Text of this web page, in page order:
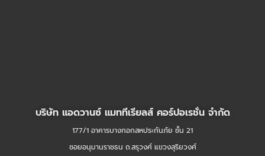
บริษัท แอดวานซ์ แมททีเรียลส์ คอร์ปอเรชั่น จำกัด
177/1 อาคารบางกอกสหประกันภัย ชั้น 21
ซอยอนุมานราชธน ถ.สรุวงศ์ แขวงสุริยวงศ์